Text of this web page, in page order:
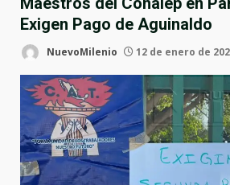
Exigen Pago de Aguinaldo
NuevoMilenio 12 de enero de